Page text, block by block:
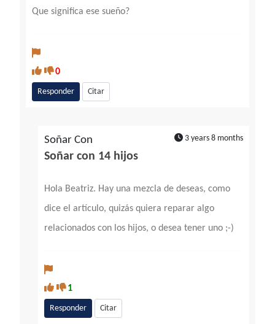
Que significa ese sueño?
0
Responder Citar
Soñar Con 3 years 8 months
Soñar con 14 hijos
Hola Beatriz. Hay una mezcla de deseas, como
dice el artículo, quizás quiera reparar algo
relacionados con los hijos, o desea tener uno ;-)
1
Responder Citar